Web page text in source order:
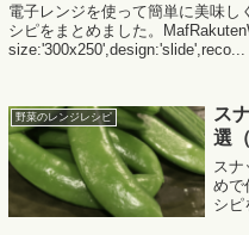
電子レンジを使って簡単に美味し
シピをまとめました。
size:'300x250',design:'slide',reco...
野菜のレンジレシピ
ス
選
スナ
めで
シピ